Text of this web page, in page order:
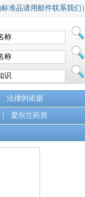
标准品请用邮件联系我们）
法律的依据
爱尔兰药房